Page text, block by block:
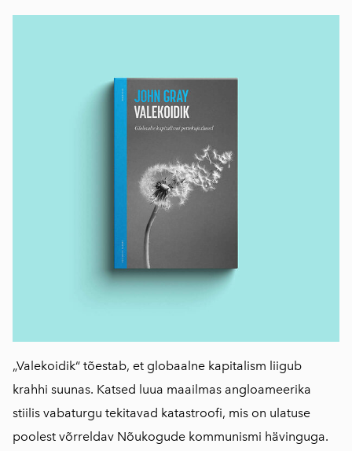
„Valekoidik“ tõestab, et globaalne kapitalism liigub
krahhi suunas. Katsed luua maailmas angloameerika
stiilis vabaturgu tekitavad katastroofi, mis on ulatuse
poolest võrreldav Nõukogude kommunismi hävinguga.